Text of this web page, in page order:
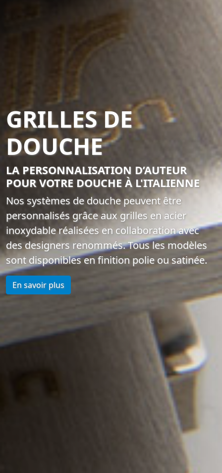
GRILLES DE
DOUCHE
LA PERSONNALISATION D’AUTEUR
POUR VOTRE DOUCHE À L'ITALIENNE
Nos systèmes de douche peuvent être
personnalisés grâce aux grilles en acier
inoxydable réalisées en collaboration avec
des designers renommés. Tous les modèles
sont disponibles en finition polie ou satinée.
En savoir plus